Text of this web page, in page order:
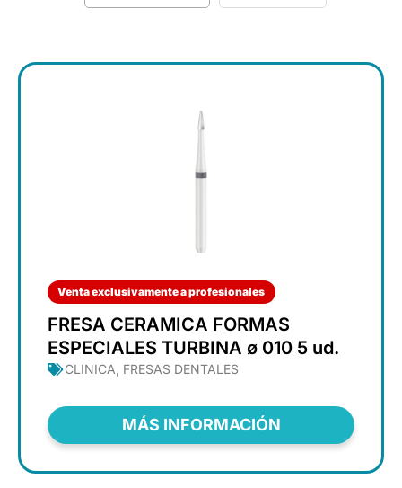
Venta exclusivamente a profesionales
FRESA CERAMICA FORMAS
ESPECIALES TURBINA ø 010 5 ud.
CLINICA FRESAS DENTALES
MÁS INFORMACIÓN